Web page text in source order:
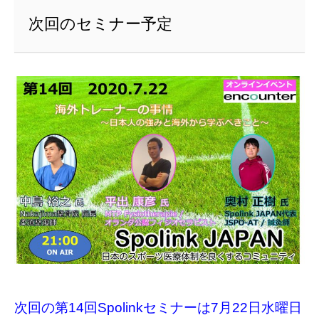
次回のセミナー予定
次回の第14回Spolinkセミナーは7月22日水曜日